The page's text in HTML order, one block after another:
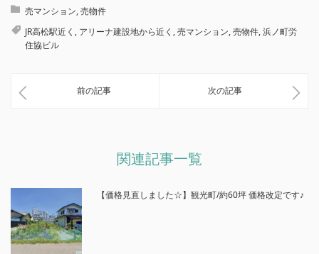
売マンション,売物件
JR高松駅近く , アリーナ建設地から近く ,売マンション,売物件,浜ノ町労
住協ビル
前の記事 次の記事
関連記事一覧
【価格見直しました☆】観光町/約60坪 価格改定です♪